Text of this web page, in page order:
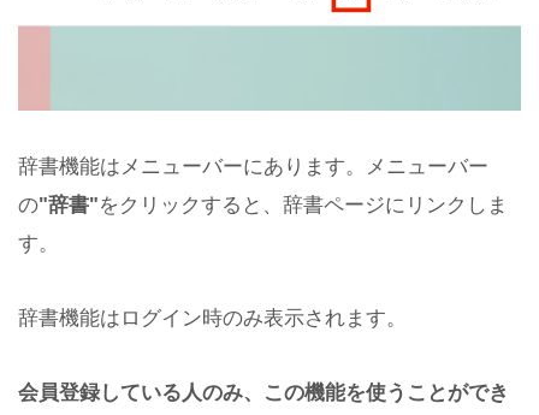
辞書機能はメニューバーにあります。メニューバー
の"辞書"をクリックすると、辞書ページにリンクしま
す。
辞書機能はログイン時のみ表示されます。
会員登録している人のみ、この機能を使うことができ